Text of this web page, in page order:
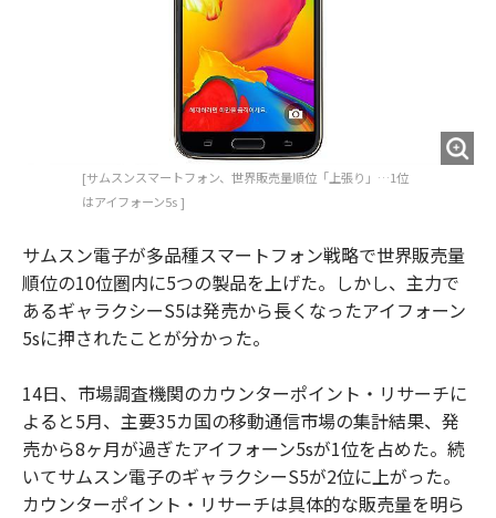
[サムスンスマートフォン、世界販売量順位「上張り」…1位
はアイフォーン5s ]
サムスン電子が多品種スマートフォン戦略で世界販売量
順位の10位圏内に5つの製品を上げた。しかし、主力で
あるギャラクシーS5は発売から長くなったアイフォーン
5sに押されたことが分かった。
14日、市場調査機関のカウンターポイント・リサーチに
よると5月、主要35カ国の移動通信市場の集計結果、発
売から8ヶ月が過ぎたアイフォーン5sが1位を占めた。続
いてサムスン電子のギャラクシーS5が2位に上がった。
カウンターポイント・リサーチは具体的な販売量を明ら